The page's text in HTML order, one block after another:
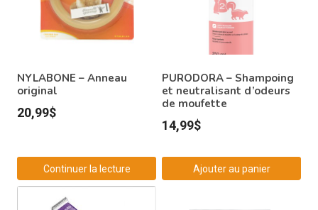
NYLABONE – Anneau
original
20,99$
Continuer la lecture
PURODORA – Shampoing
et neutralisant d’odeurs
de moufette
14,99$
Ajouter au panier